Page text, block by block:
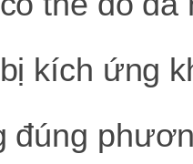
kích ứng
đúng